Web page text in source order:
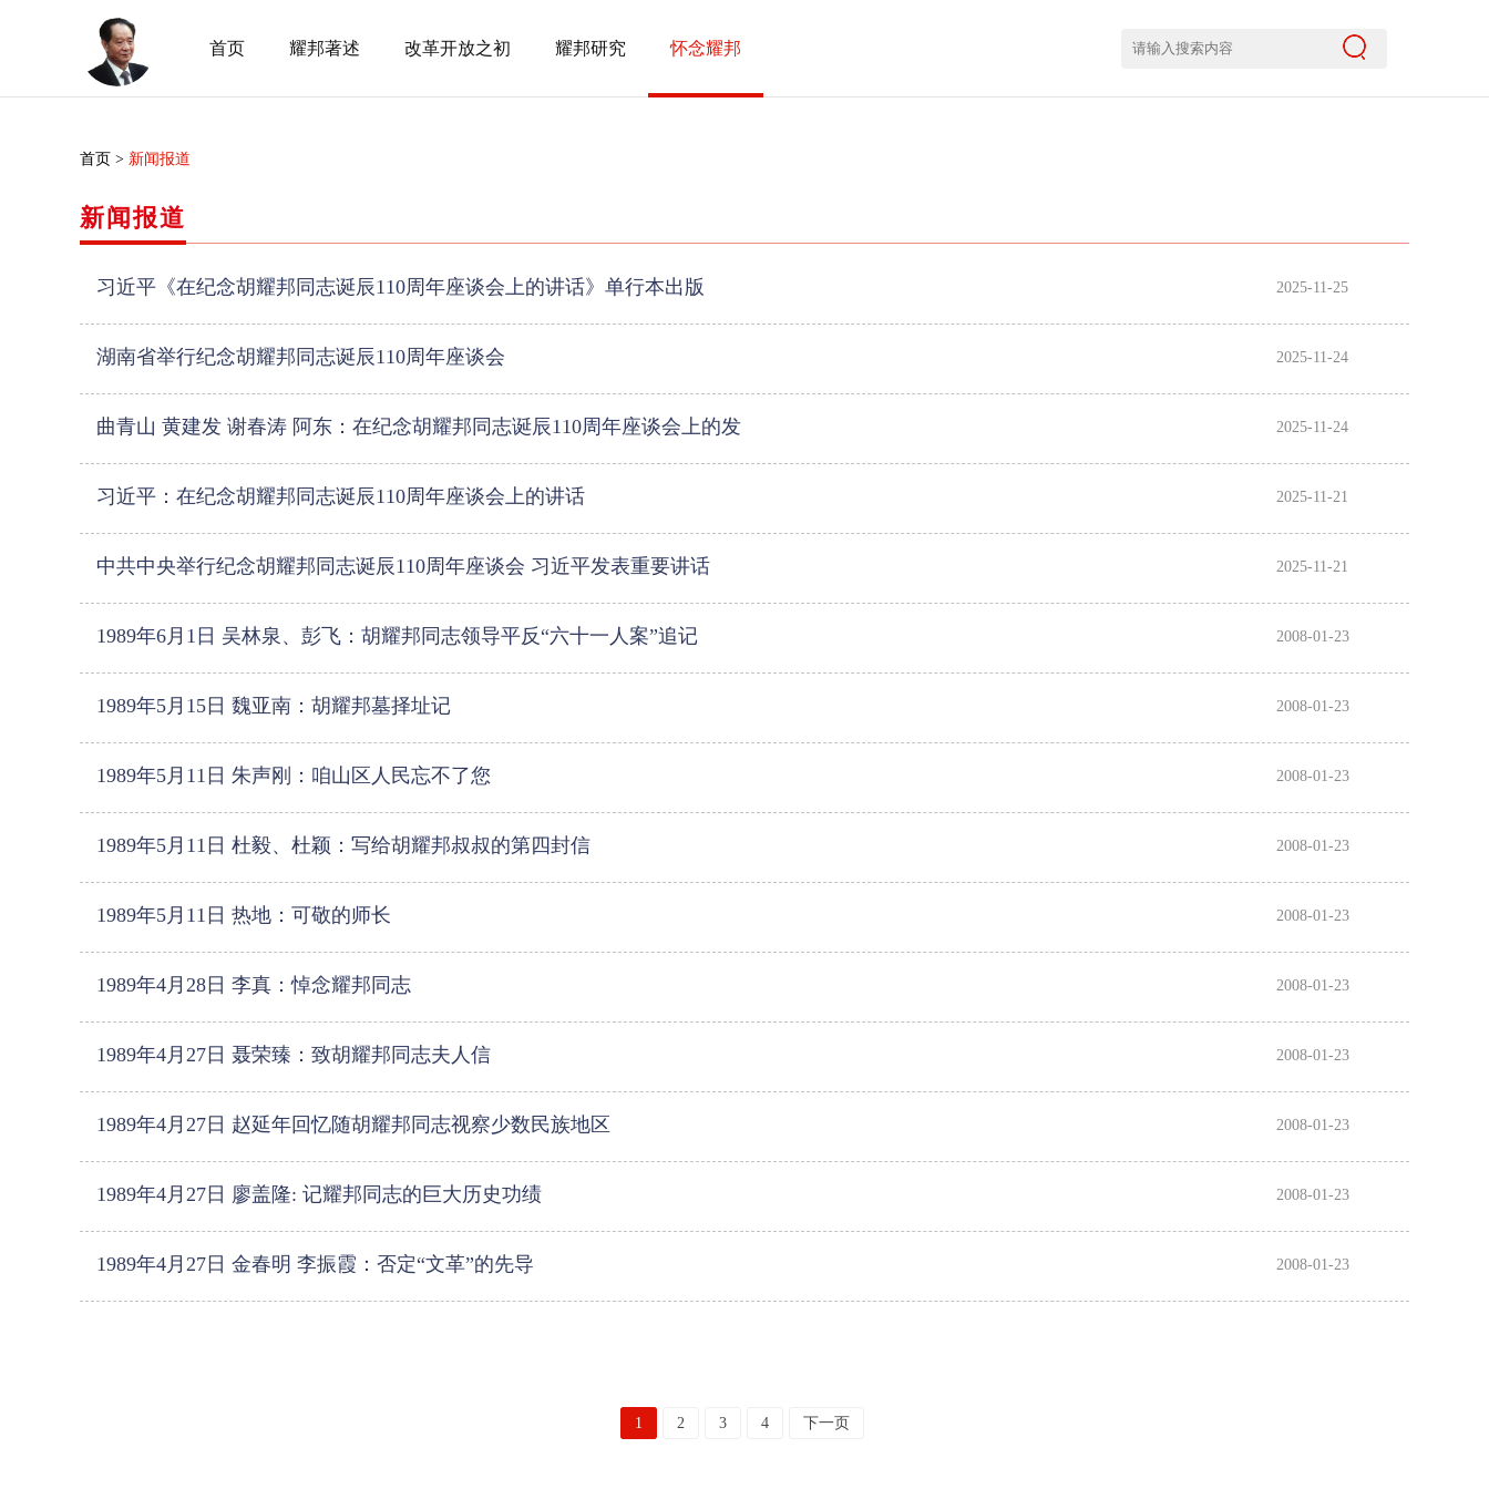
首页 耀邦著述 改革开放之初 耀邦研究 怀念耀邦
首页 > 新闻报道
新闻报道
习近平《在纪念胡耀邦同志诞辰110周年座谈会上的讲话》单行本出版 2025-11-25
湖南省举行纪念胡耀邦同志诞辰110周年座谈会 2025-11-24
曲青山 黄建发 谢春涛 阿东：在纪念胡耀邦同志诞辰110周年座谈会上的发
2025-11-24
习近平：在纪念胡耀邦同志诞辰110周年座谈会上的讲话 2025-11-21
中共中央举行纪念胡耀邦同志诞辰110周年座谈会 习近平发表重要讲话 2025-11-21
1989年6月1日 吴林泉、彭飞：胡耀邦同志领导平反“六十一人案”追记 2008-01-23
1989年5月15日 魏亚南：胡耀邦墓择址记 2008-01-23
1989年5月11日 朱声刚：咱山区人民忘不了您 2008-01-23
1989年5月11日 杜毅、杜颖：写给胡耀邦叔叔的第四封信 2008-01-23
1989年5月11日 热地：可敬的师长 2008-01-23
1989年4月28日 李真：悼念耀邦同志 2008-01-23
1989年4月27日 聂荣臻：致胡耀邦同志夫人信 2008-01-23
1989年4月27日 赵延年回忆随胡耀邦同志视察少数民族地区 2008-01-23
1989年4月27日 廖盖隆: 记耀邦同志的巨大历史功绩 2008-01-23
1989年4月27日 金春明 李振霞：否定“文革”的先导 2008-01-23
1 2 3 4 下一页